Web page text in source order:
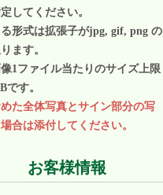
してください。
形式は拡張子がjpg, gif, png の
ます。
1ファイル当たりのサイズ上限
です。
た全体写真とサイン部分の写
合は添付してください。
お客様情報